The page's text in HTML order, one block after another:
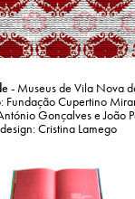
- Museus de Vila Nova
Fundação Cupertino
Gonçalves e João
design:Cristina Lamego